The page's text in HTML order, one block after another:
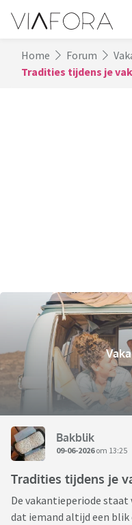
Home Forum
Tradities tijdens je
Bakblik
09-06-2026om 13:25
Tradities tijdens je
De vakantieperiode staat
dat iemand altijd een